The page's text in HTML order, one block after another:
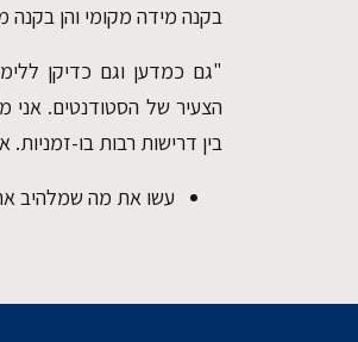
בקנה מידה מקומי והן בקנה
"גם כמדען וגם כדיקן
הצעיר של הסטודנטים. אני
בין דרישות רבות בו-
עשו את מה שמלהיב